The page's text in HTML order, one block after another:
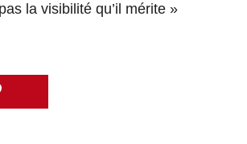
la visibilité qu’il mérite »